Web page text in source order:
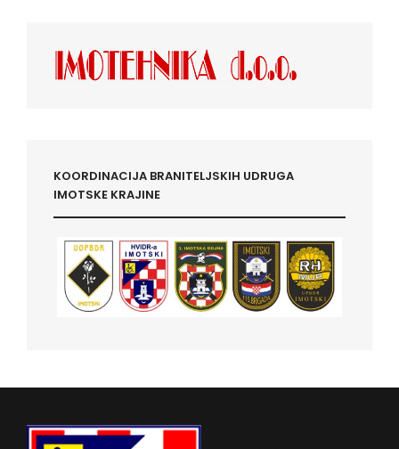
KOORDINACIJA BRANITELJSKIH UDRUGA
IMOTSKE KRAJINE